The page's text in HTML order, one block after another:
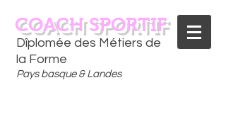
Dîplomée des Métiers de
la Forme
Pays basque & Landes
COACH SPORTIF